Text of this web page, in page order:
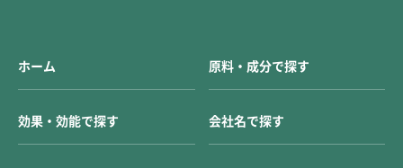
ホーム 原料・成分で探す
効果・効能で探す 会社名で探す